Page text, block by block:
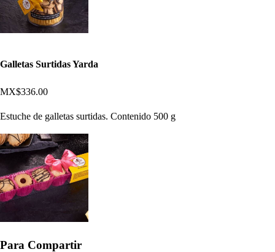
Galletas Surtidas Yarda
MX$336.00
Estuche de galletas surtidas. Contenido 500 g
Para Compartir